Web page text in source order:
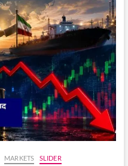
MARKETS SLIDER